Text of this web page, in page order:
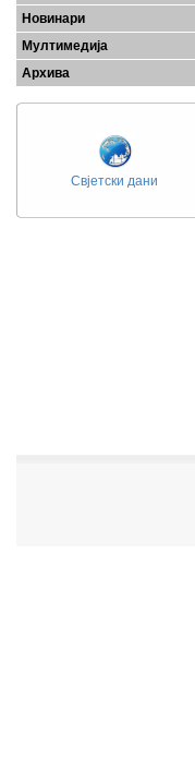
Новинари
Мултимедија
Архива
Свјетски дани